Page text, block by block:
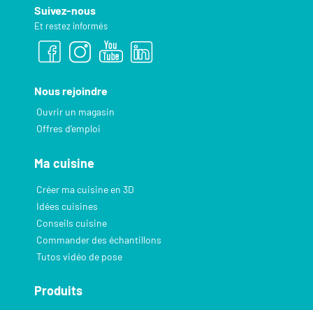
Suivez-nous
Et restez informés
Nous rejoindre
Ouvrir un magasin
Offres d’emploi
Ma cuisine
Créer ma cuisine en 3D
Idées cuisines
Conseils cuisine
Commander des échantillons
Tutos vidéo de pose
Produits